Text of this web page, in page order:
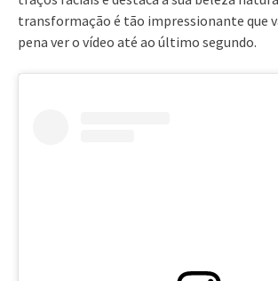
transformação é tão impressionante que
pena ver o vídeo até ao último segundo.